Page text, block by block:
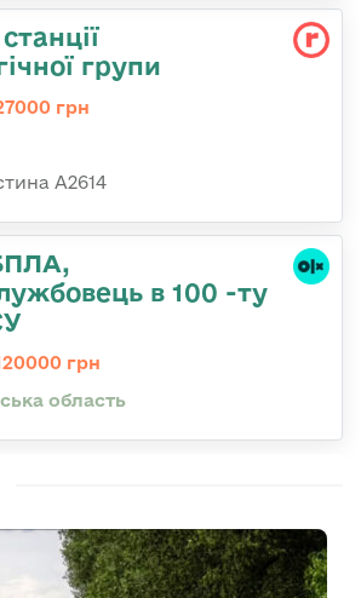
групи
грн
А2614
в 100 -ту
грн
область